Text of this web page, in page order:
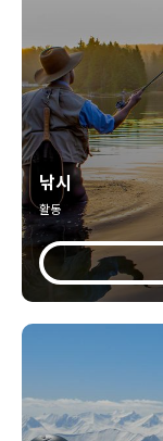
낚시
활동